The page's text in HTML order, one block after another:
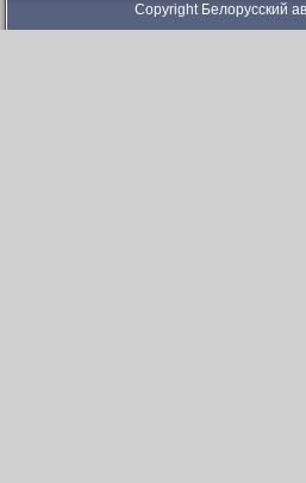
Copyright Белорусский